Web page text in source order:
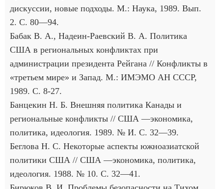
дискуссии, новые подходы. М.: Наука, 1989. Вып.
2. С. 80—94.
Бабак В. А., Надеин-Раевский В. А. Политика
США в региональных конфликтах при
администрации президента Рейгана // Конфликты в
«третьем мире» и Запад. М.: ИМЭМО АН СССР,
1989. С. 8-27.
Банцекин Н. Б. Внешняя политика Канады и
региональные конфликты // США —экономика,
политика, идеология. 1989. № И. С. 32—39.
Беглова Н. С. Некоторые аспекты южноазиатской
политики США // США —экономика, политика,
идеология. 1988. № 10. С. 32—41.